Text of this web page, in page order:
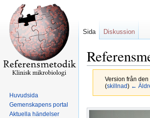
Version från
(skillnad) ←
Hoppa
Hoppa
Sida Diskussion
Huvudsida
Gemenskapens portal
Aktuella händelser